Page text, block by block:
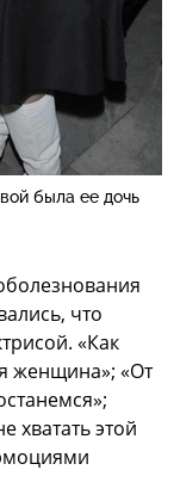
была ее дочь
что
«Как
женщина»; «От
хватать этой